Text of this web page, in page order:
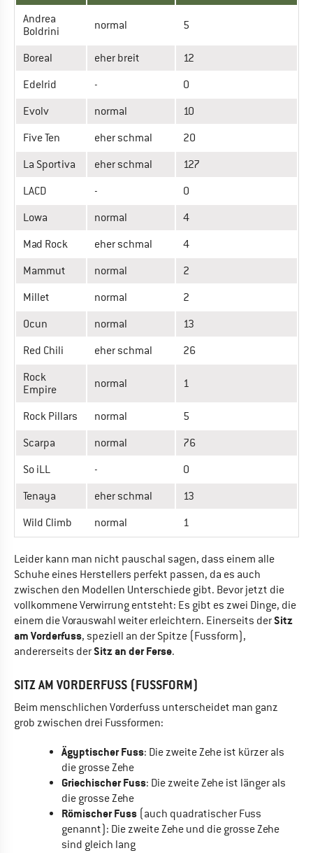
Andrea
Boldrini
normal 5
Boreal eher breit
12
Edelrid
-
0
Evolv
normal
10
Five Ten
eher schmal
20
La Sportiva
eher schmal
127
LACD
-
0
Lowa
normal
4
Mad Rock
eher schmal
4
Mammut
normal
2
Millet
normal
2
Ocun
normal
13
Red Chili
eher schmal
26
Rock
Empire
normal 1
Rock Pillars normal
5
Scarpa
normal
76
So iLL
-
0
Tenaya
eher schmal
13
Wild Climb
normal 1
Leider kann man nicht pauschal sagen, dass einem alle
Schuhe eines Herstellers perfekt passen, da es auch
zwischen den Modellen Unterschiede gibt. Bevor jetzt die
vollkommene Verwirrung entsteht: Es gibt es zwei Dinge, die
einem die Vorauswahl weiter erleichtern. Einerseits derSitz
am Vorderfuss, speziell an der Spitze (Fussform),
andererseits derSitz an der Ferse.
SITZ AM VORDERFUSS (FUSSFORM)
Beim menschlichen Vorderfuss unterscheidet man ganz
grob zwischen drei Fussformen:
Ägyptischer Fuss: Die zweite Zehe ist kürzer als
die grosse Zehe
Griechischer Fuss: Die zweite Zehe ist länger als
die grosse Zehe
Römischer Fuss(auch quadratischer Fuss
genannt): Die zweite Zehe und die grosse Zehe
sind gleich lang